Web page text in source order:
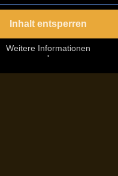
Inhalt entsperren
Weitere Informationen
'